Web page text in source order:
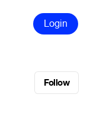
Login
Follow